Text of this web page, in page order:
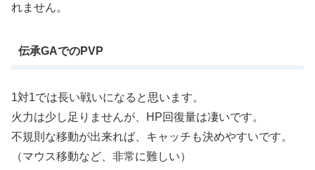
れません。
伝承GAでのPVP
1対1では長い戦いになると思います。
火力は少し足りませんが、HP回復量は凄いです。
不規則な移動が出来れば、キャッチも決めやすいです。
（マウス移動など、非常に難しい）